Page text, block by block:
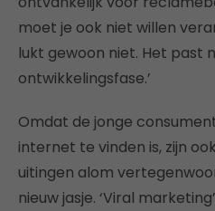
moet je ook niet willen
lukt gewoon niet. Het past
ontwikkelingsfase.’
Omdat de jonge
internet te vinden is, zijn
uitingen alom
nieuw jasje. ‘Viral